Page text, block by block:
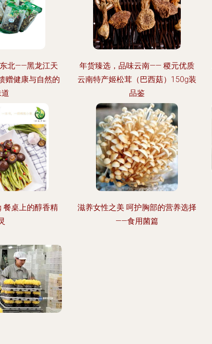
北——黑龙江天
赠健康与自然的
年货臻选，品味云南—— 稷元优质
云南特产姬松茸（巴西菇）150g装
品鉴
餐桌上的醇香精
滋养女性之美 呵护胸部的营养选择
——食用菌篇